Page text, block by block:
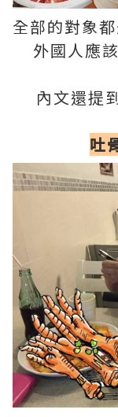
全部的對
外國人應
內文還提
吐